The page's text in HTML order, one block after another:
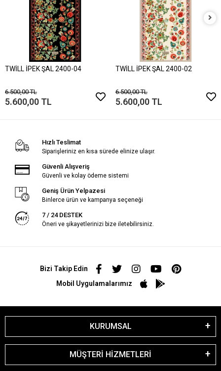
TWİLL İPEK ŞAL 2400-04
6.500,00 TL
5.600,00 TL
TWİLL İPEK ŞAL 2400-02
6.500,00 TL
5.600,00 TL
Hızlı Teslimat
Siparişleriniz en kısa sürede elinize ulaşır.
Güvenli Alışveriş
Güvenli ve kolay ödeme sistemi
Geniş Ürün Yelpazesi
Binlerce ürün ve kampanya seçeneği
7 / 24 DESTEK
Öneri ve şikayetlerinizi bize iletebilirsiniz.
Bizi Takip Edin
Mobil Uygulamalarımız
KURUMSAL
MÜŞTERİ HİZMETLERİ